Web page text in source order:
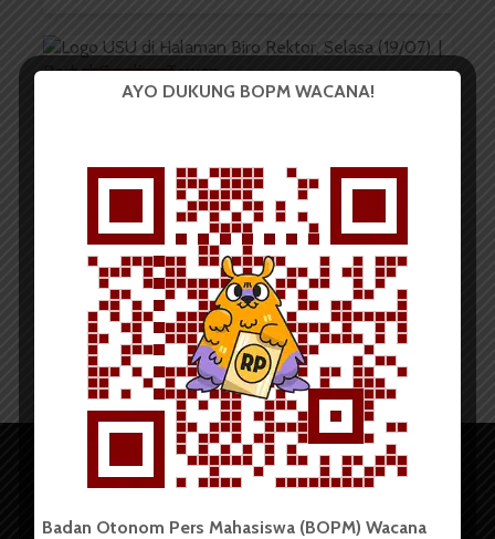
Redaksi 21 Agustus 2022 1 menit waktu baca
AYO DUKUNG BOPM WACANA!
Badan Otonom Pers Mahasiswa (BOPM) Wacana